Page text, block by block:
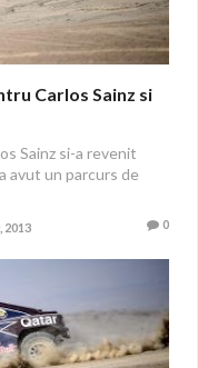
Carlos Sainz si
Sainz si-a revenit
avut un parcurs de
2013 0